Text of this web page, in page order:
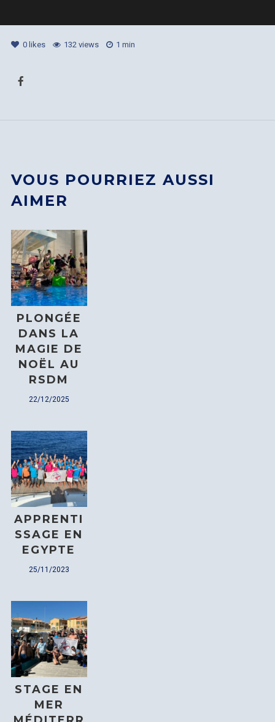
LOGIN
Password*
I need to register
0 likes 132 views 1 min
VOUS POURRIEZ AUSSI
AIMER
PLONGÉE
DANS LA
MAGIE DE
NOËL AU
RSDM
22/12/2025
APPRENTI
SSAGE EN
EGYPTE
25/11/2023
STAGE EN
MER